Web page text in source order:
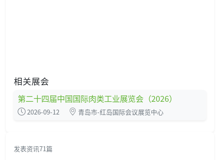
相关展会
第二十四届中国国际肉类工业展览会（2026）
2026-09-12 青岛市-红岛国际会议展览中心
发表资讯71篇